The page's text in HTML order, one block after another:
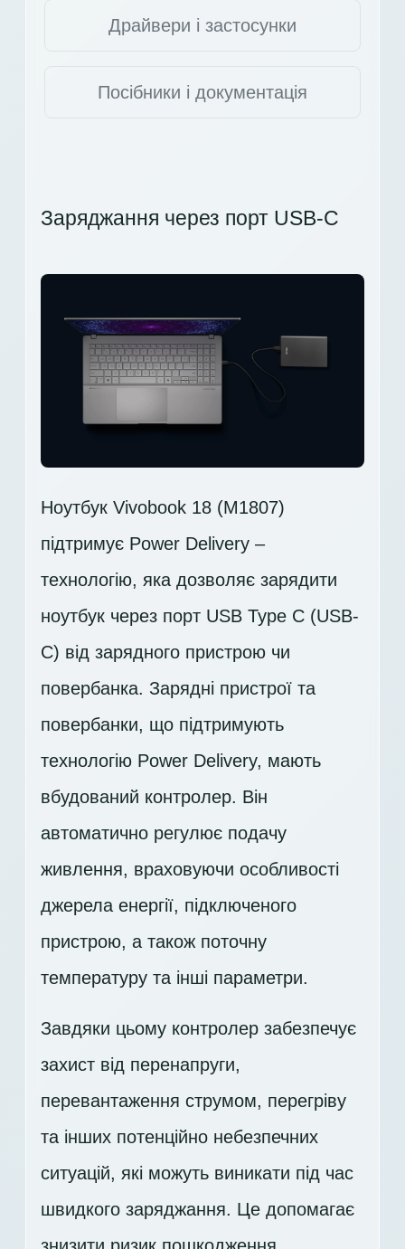
Драйвери і застосунки
Посібники і документація
Заряджання через порт USB-C
Ноутбук Vivobook 18 (M1807)
підтримує Power Delivery –
технологію, яка дозволяє зарядити
ноутбук через порт USB Type C (USB-
C) від зарядного пристрою чи
повербанка. Зарядні пристрої та
повербанки, що підтримують
технологію Power Delivery, мають
вбудований контролер. Він
автоматично регулює подачу
живлення, враховуючи особливості
джерела енергії, підключеного
пристрою, а також поточну
температуру та інші параметри.
Завдяки цьому контролер забезпечує
захист від перенапруги,
перевантаження струмом, перегріву
та інших потенційно небезпечних
ситуацій, які можуть виникати під час
швидкого заряджання. Це допомагає